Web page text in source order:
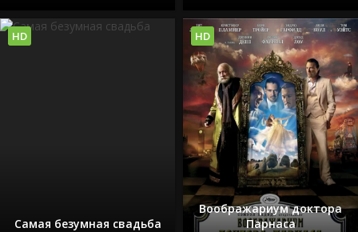
Самая безумная свадьба
HD
Воображариум доктора
Парнаса
HD